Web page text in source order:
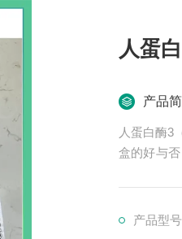
人蛋
产品
人蛋白酶3
盒的好与
产品型